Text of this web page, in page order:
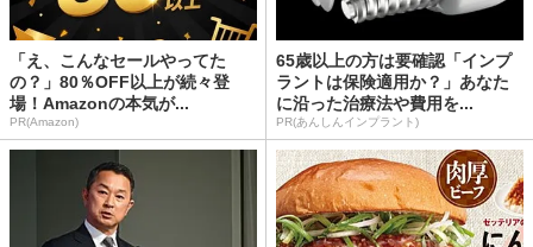
「え、こんなセールやってた
の？」80％OFF以上が続々登
場！Amazonの本気が...
PR(Amazon)
65歳以上の方は要確認「インプ
ラントは保険適用か？」あなた
に沿った治療法や費用を...
PR(あんしんインプラント)